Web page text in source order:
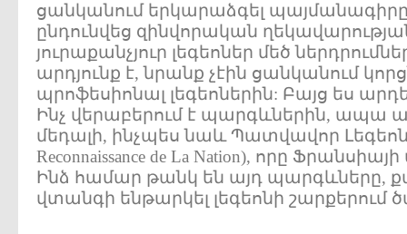
ցանկանում երկարաձգել
ընդունվեց զինվորական
յուրաքանչյուր լեգեոներ մեծ
արդյունք է, նրանք չէին ցանկանում
պրոֆեսիոնալ լեգեոներին: Բայց ես
Ինչ վերաբերում է պարգևներին, ապա
մեդալի, ինչպես նաև Պատվավոր
Reconnaissance de La Nation), որը
Ինձ համար թանկ են այդ պարգևները,
վտանգի ենթարկել լեգեոնի շարքերում